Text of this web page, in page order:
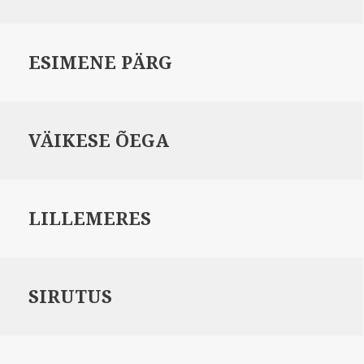
ESIMENE PÄRG
VÄIKESE ÕEGA
LILLEMERES
SIRUTUS